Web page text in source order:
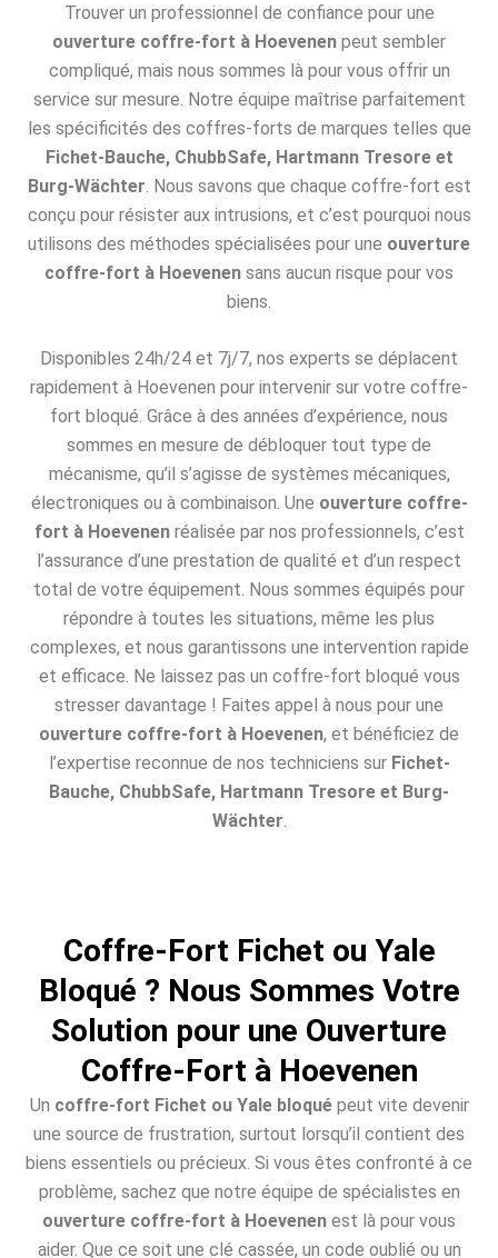
Trouver un professionnel de confiance pour une
ouverture coffre-fort à Hoevenen peut sembler
compliqué, mais nous sommes là pour vous offrir un
service sur mesure. Notre équipe maîtrise parfaitement
les spécificités des coffres-forts de marques telles que
Fichet-Bauche, ChubbSafe, Hartmann Tresore et
Burg-Wächter . Nous savons que chaque coffre-fort est
conçu pour résister aux intrusions, et c’est pourquoi nous
utilisons des méthodes spécialisées pour une ouverture
coffre-fort à Hoevenen sans aucun risque pour vos
biens.
Disponibles 24h/24 et 7j/7, nos experts se déplacent
rapidement à Hoevenen pour intervenir sur votre coffre-
fort bloqué. Grâce à des années d’expérience, nous
sommes en mesure de débloquer tout type de
mécanisme, qu’il s’agisse de systèmes mécaniques,
électroniques ou à combinaison. Une ouverture coffre-
fort à Hoevenenréalisée par nos professionnels, c’est
l’assurance d’une prestation de qualité et d’un respect
total de votre équipement. Nous sommes équipés pour
répondre à toutes les situations, même les plus
complexes, et nous garantissons une intervention rapide
et efficace. Ne laissez pas un coffre-fort bloqué vous
stresser davantage ! Faites appel à nous pour une
ouverture coffre-fort à Hoevenen, et bénéficiez de
l’expertise reconnue de nos techniciens sur Fichet-
Bauche, ChubbSafe, Hartmann Tresore et Burg-
Wächter.
Coffre-Fort Fichet ou Yale
Bloqué ? Nous Sommes Votre
Solution pour une Ouverture
Coffre-Fort à Hoevenen
Un coffre-fort Fichet ou Yale bloquépeut vite devenir
une source de frustration, surtout lorsqu’il contient des
biens essentiels ou précieux. Si vous êtes confronté à ce
problème, sachez que notre équipe de spécialistes en
ouverture coffre-fort à Hoevenen est là pour vous
aider. Que ce soit une clé cassée, un code oublié ou un